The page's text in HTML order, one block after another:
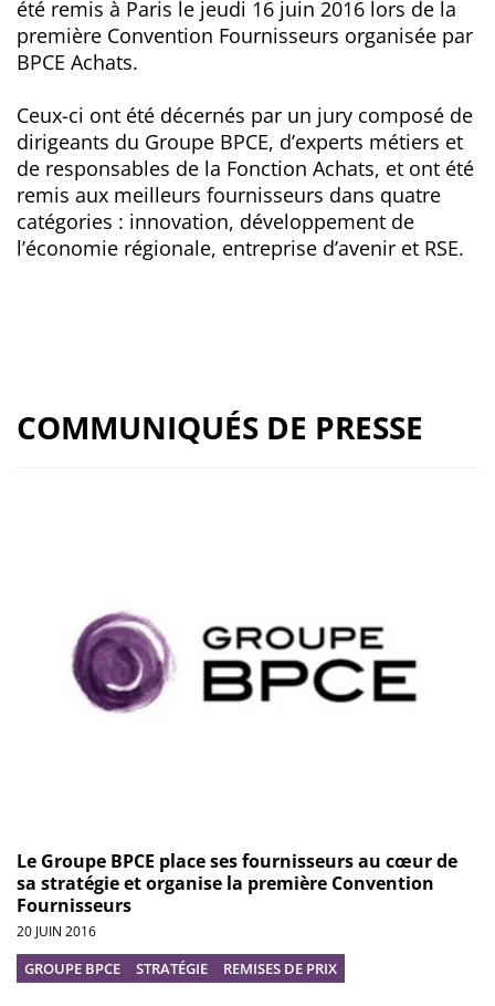
été remis à Paris le jeudi 16 juin 2016 lors de la
première Convention Fournisseurs organisée par
BPCE Achats.
Ceux-ci ont été décernés par un jury composé de
dirigeants du Groupe BPCE, d’experts métiers et
de responsables de la Fonction Achats, et ont été
remis aux meilleurs fournisseurs dans quatre
catégories : innovation, développement de
l’économie régionale, entreprise d’avenir et RSE.
COMMUNIQUÉS DE PRESSE
Le Groupe BPCE place ses fournisseurs au cœur de
sa stratégie et organise la première Convention
Fournisseurs
20 JUIN 2016
GROUPE BPCE STRATÉGIE REMISES DE PRIX